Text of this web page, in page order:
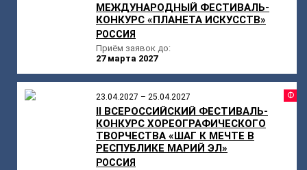
МЕЖДУНАРОДНЫЙ ФЕСТИВАЛЬ-
КОНКУРС «ПЛАНЕТА ИСКУССТВ»
РОССИЯ
Приём заявок до:
27 марта 2027
23.04.2027 – 25.04.2027
II ВСЕРОССИЙСКИЙ ФЕСТИВАЛЬ-
КОНКУРС ХОРЕОГРАФИЧЕСКОГО
ТВОРЧЕСТВА «ШАГ К МЕЧТЕ В
РЕСПУБЛИКЕ МАРИЙ ЭЛ»
РОССИЯ